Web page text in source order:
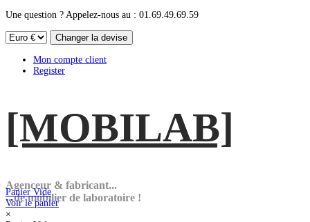
Une question ? Appelez-nous au : 01.69.49.69.59
Mon compte client
Register
[MOBILAB]
Agenceur & fabricant...
...de mobilier de laboratoire !
Panier Vide
Voir le panier
×